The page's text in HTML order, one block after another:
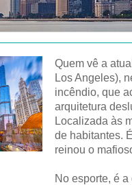
Quem vê a
Los Angeles),
incêndio, que
arquitetura
Localizada às
de habitantes.
reinou o
No esporte, é